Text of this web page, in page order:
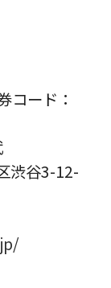
コード：
渋谷3-12-